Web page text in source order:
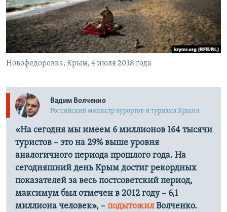
ПОБЕДИТЕЛЕЙ НЕ СУДЯТ?
КРЫМ.НЕПОКОРЕННЫЙ
ELIFBE
УКРАИНСКАЯ ПРОБЛЕМА КРЫМА
ПРИСОЕДИНЯЙТЕСЬ!
Новофедоровка, Крым, 4 июля 2018 года
Вадим Волченко
Российский министр курортов и туризма Крыма
«На сегодня мы имеем 6 миллионов 164 тысячи
туристов – это на 29% выше уровня
аналогичного периода прошлого года. На
сегодняшний день Крым достиг рекордных
показателей за весь постсоветский период,
максимум был отмечен в 2012 году – 6,1
миллиона человек», –​ подытожилВолченко.